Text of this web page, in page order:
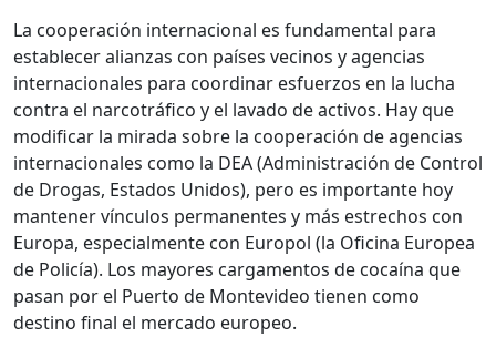
La cooperación internacional es fundamental para
establecer alianzas con países vecinos y agencias
internacionales para coordinar esfuerzos en la lucha
contra el narcotráfico y el lavado de activos. Hay que
modificar la mirada sobre la cooperación de agencias
internacionales como la DEA (Administración de Control
de Drogas, Estados Unidos), pero es importante hoy
mantener vínculos permanentes y más estrechos con
Europa, especialmente con Europol (la Oficina Europea
de Policía). Los mayores cargamentos de cocaína que
pasan por el Puerto de Montevideo tienen como
destino final el mercado europeo.